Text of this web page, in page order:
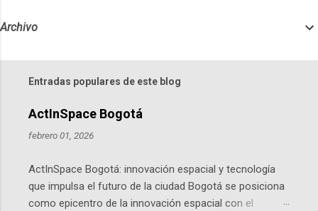
Archivo
Entradas populares de este blog
ActInSpace Bogotá
febrero 01, 2026
ActInSpace Bogotá: innovación espacial y tecnología
que impulsa el futuro de la ciudad Bogotá se posiciona
como epicentro de la innovación espacial con el